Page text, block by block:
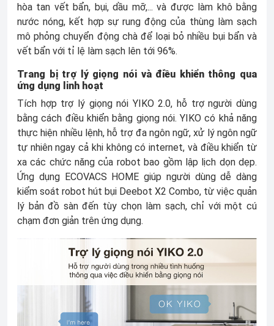
hòa tan vết bẩn, bụi, dầu mỡ,... và được làm khô bằng
nước nóng, kết hợp sự rung động của thùng làm sạch
mô phỏng chuyển động chà để loại bỏ nhiều bụi bẩn và
vết bẩn với tỉ lệ làm sạch lên tới 96%.
Trang bị trợ lý giọng nói và điều khiển thông qua
ứng dụng linh hoạt
Tích hợp trợ lý giọng nói YIKO 2.0, hỗ trợ người dùng
bằng cách điều khiển bằng giọng nói. YIKO có khả năng
thực hiện nhiều lệnh, hỗ trợ đa ngôn ngữ, xử lý ngôn ngữ
tự nhiên ngay cả khi không có internet, và điều khiển từ
xa các chức năng của robot bao gồm lập lịch dọn dẹp.
Ứng dụng ECOVACS HOME giúp người dùng dễ dàng
kiểm soát robot hút bụi Deebot X2 Combo, từ việc quản
lý bản đồ sàn đến tùy chọn làm sạch, chỉ với một cú
chạm đơn giản trên ứng dụng.